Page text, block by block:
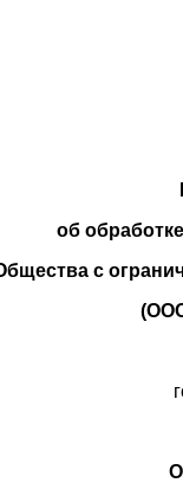
об
с